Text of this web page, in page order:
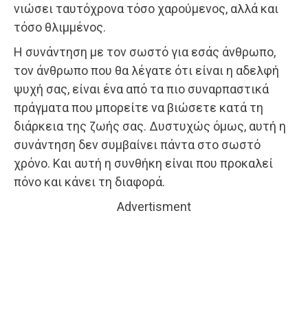
νιώσει ταυτόχρονα τόσο χαρούμενος, αλλά και
τόσο θλιμμένος.
Η συνάντηση με τον σωστό για εσάς άνθρωπο,
τον άνθρωπο που θα λέγατε ότι είναι η αδελφή
ψυχή σας, είναι ένα από τα πιο συναρπαστικά
πράγματα που μπορείτε να βιώσετε κατά τη
διάρκεια της ζωής σας. Δυστυχώς όμως, αυτή η
συνάντηση δεν συμβαίνει πάντα στο σωστό
χρόνο. Και αυτή η συνθήκη είναι που προκαλεί
πόνο και κάνει τη διαφορά.
Advertisment